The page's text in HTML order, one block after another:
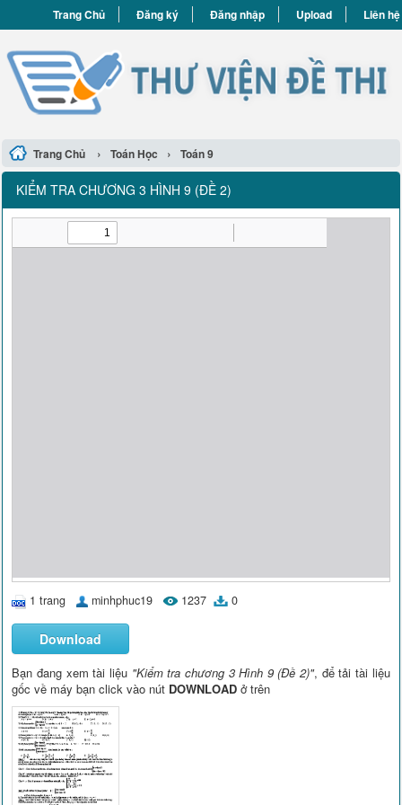
Trang Chủ Đăng ký Đăng nhập Upload Liên hệ
Trang Chủ › Toán Học › Toán 9
KIỂM TRA CHƯƠNG 3 HÌNH 9 (ĐỀ 2)
1 trang minhphuc19 1237 0
Download
Bạn đang xem tài liệu "Kiểm tra chương 3 Hình 9 (Đề 2)", để tải tài liệu
gốc về máy bạn click vào nút DOWNLOAD ở trên